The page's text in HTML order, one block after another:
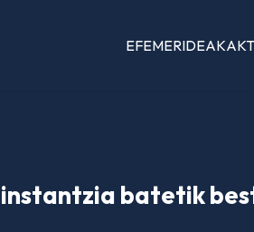
EFEMERIDEAK
batetik